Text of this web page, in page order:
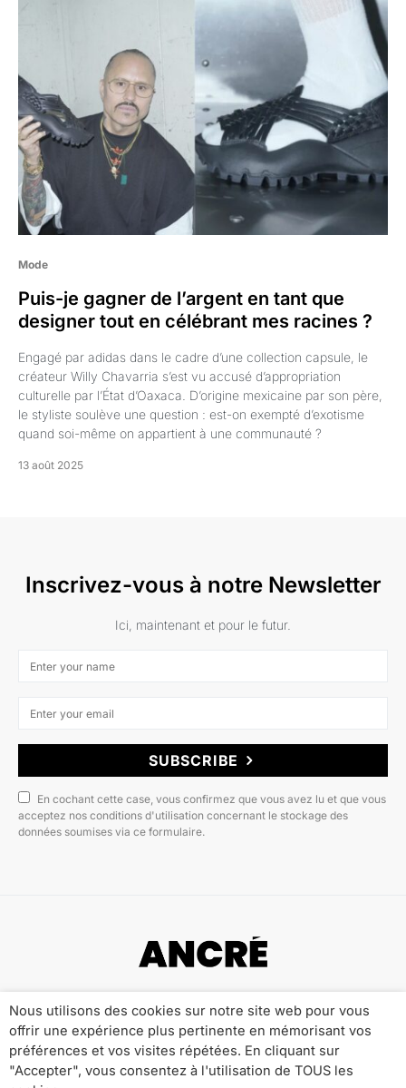
Mode
Puis-je gagner de l’argent en tant que
designer tout en célébrant mes racines ?
Engagé par adidas dans le cadre d’une collection capsule, le
créateur Willy Chavarria s’est vu accusé d’appropriation
culturelle par l’État d’Oaxaca. D’origine mexicaine par son père,
le styliste soulève une question : est-on exempté d’exotisme
quand soi-même on appartient à une communauté ?
13 août 2025
Inscrivez-vous à notre Newsletter
Ici, maintenant et pour le futur.
SUBSCRIBE
En cochant cette case, vous confirmez que vous avez lu et que vous
acceptez nos conditions d'utilisation concernant le stockage des
données soumises via ce formulaire.
Qui sommes-nous ? Publicité
Contact
Mentions Légales
Politique de Confidentialité
Nous utilisons des cookies sur notre site web pour vous
offrir une expérience plus pertinente en mémorisant vos
préférences et vos visites répétées. En cliquant sur
"Accepter", vous consentez à l'utilisation de TOUS les